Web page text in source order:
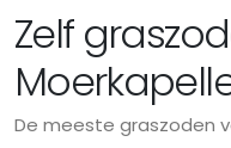
Zelf
De meeste graszoden